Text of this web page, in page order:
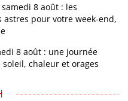
8 août : les
astres pour votre week-end,
8 août : une journée
chaleur et orages